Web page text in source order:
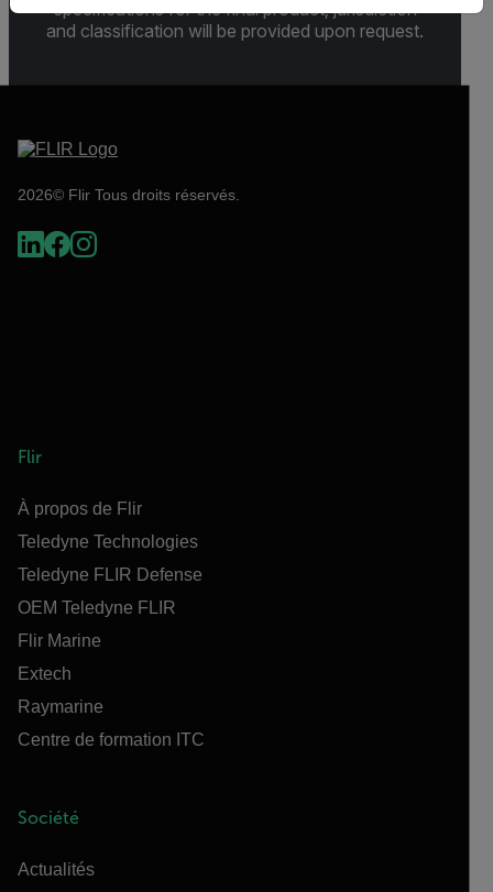
specifications for the final product; jurisdiction
and classification will be provided upon request.
2026© Flir Tous droits réservés.
Flir
À propos de Flir
Teledyne Technologies
Teledyne FLIR Defense
OEM Teledyne FLIR
Flir Marine
Extech
Raymarine
Centre de formation ITC
Société
Actualités